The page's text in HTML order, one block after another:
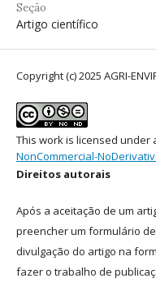
Seção
Artigo científico
Copyright (c) 2025 AGRI-
This work is licensed under
NonCommercial-
Direitos autorais
Após a aceitação de um
preencher um formulário
divulgação do artigo na
fazer o trabalho de